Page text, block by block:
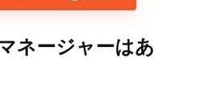
ネージャーはあ